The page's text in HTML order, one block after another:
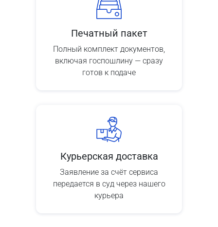
Печатный пакет
Полный комплект документов,
включая госпошлину — сразу
готов к подаче
Курьерская доставка
Заявление за счёт сервиса
передается в суд через нашего
курьера